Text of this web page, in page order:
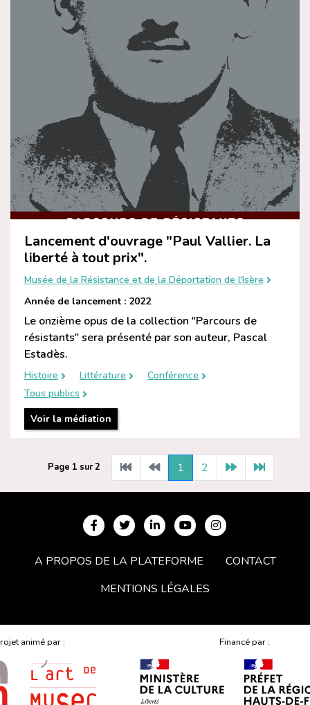
Lancement d'ouvrage "Paul Vallier. La
liberté à tout prix".
Musée de la Résistance et de la Déportation de l'Isère
Année de lancement : 2022
Le onzième opus de la collection "Parcours de
résistants" sera présenté par son auteur, Pascal
Estadès.
Histoire Littérature
Conférence
Tous publics
Voir la médiation
Page 1 sur 2 1 2
A PROPOS DE LA PLATEFORME
CONTACT
MENTIONS LÉGALES
animé par : Financé par :